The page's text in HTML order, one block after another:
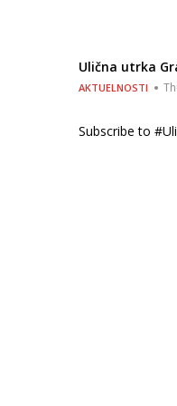
Ulična utrka
AKTUELNOSTI
Subscribe to